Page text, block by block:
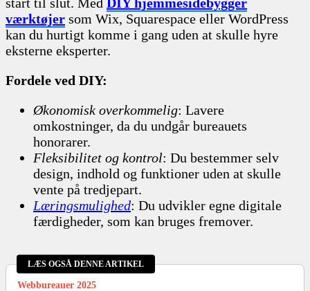
værktøjer som Wix, Squarespace eller WordPress
kan du hurtigt komme i gang uden at skulle hyre
eksterne eksperter.
Fordele ved DIY:
Økonomisk overkommelig: Lavere
omkostninger, da du undgår bureauets
honorarer.
Fleksibilitet og kontrol: Du bestemmer selv
design, indhold og funktioner uden at skulle
vente på tredjepart.
Læringsmulighed: Du udvikler egne digitale
færdigheder, som kan bruges fremover.
LÆS OGSÅ DENNE ARTIKEL
Webbureauer 2025